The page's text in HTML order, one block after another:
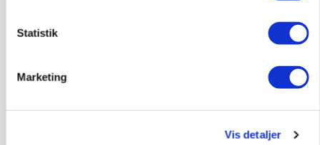
Statistik
Marketing
Vis detaljer
avlsbestand